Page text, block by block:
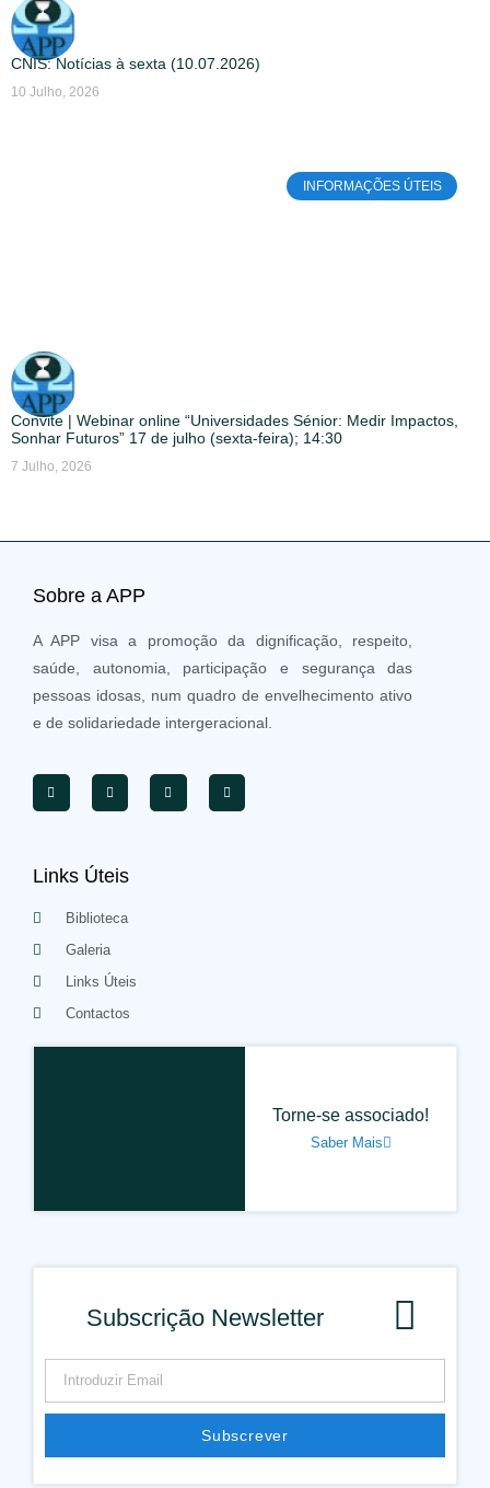
CNIS: Notícias à sexta (10.07.2026)
10 Julho, 2026
INFORMAÇÕES ÚTEIS
Convite | Webinar online “Universidades Sénior: Medir Impactos,
Sonhar Futuros” 17 de julho (sexta-feira); 14:30
7 Julho, 2026
Sobre a APP
A APP visa a promoção da dignificação, respeito,
saúde, autonomia, participação e segurança das
pessoas idosas, num quadro de envelhecimento ativo
e de solidariedade intergeracional.
Links Úteis
Biblioteca
Galeria
Links Úteis
Contactos
Torne-se associado!
Saber Mais
Subscrição Newsletter
Subscrever